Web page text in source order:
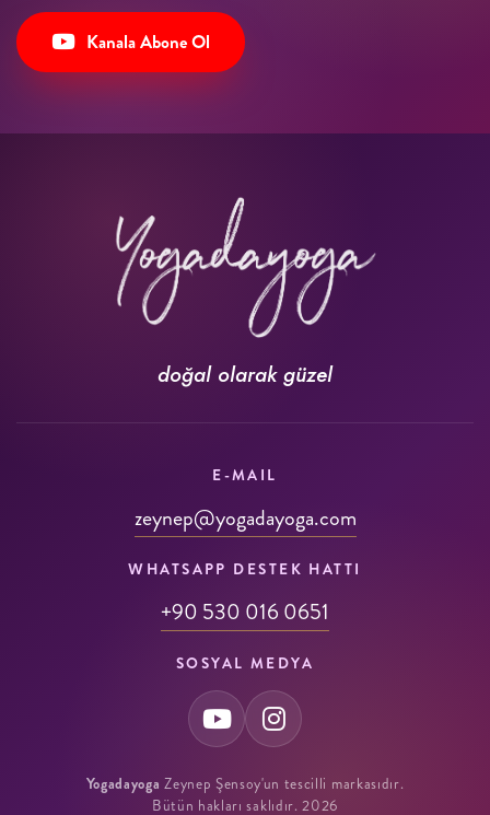
Kanala Abone Ol
doğal olarak güzel
E-MAIL
zeynep@yogadayoga.com
WHATSAPP DESTEK HATTI
+90 530 016 0651
SOSYAL MEDYA
Yogadayoga Zeynep Şensoy'un tescilli markasıdır.
Bütün hakları saklıdır. 2026